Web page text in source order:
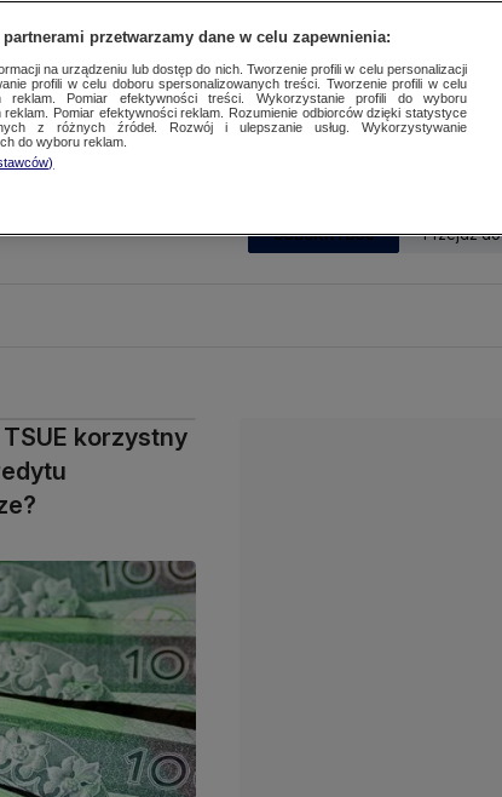
SUBSKRYBUJ Przejdź do
korzystny
przetwarzamy dane w celu zapewnienia:
na urządzeniu lub dostęp do nich. Tworzenie profili w celu personalizacji
profili w celu doboru spersonalizowanych treści. Tworzenie profili w celu
reklam. Pomiar efektywności treści. Wykorzystanie profili do wyboru
reklam. Pomiar efektywności reklam. Rozumienie odbiorców dzięki statystyce
z różnych źródeł. Rozwój i ulepszanie usług. Wykorzystywanie
do wyboru reklam.